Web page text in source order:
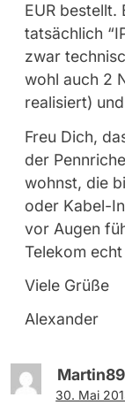
EUR bestellt.
tatsächlich
zwar
wohl auch 2
realisiert)
Freu Dich,
der
wohnst, die
oder Kabel-
vor Augen
Telekom
Viele Grüße
Alexander
Martin89
30. Mai